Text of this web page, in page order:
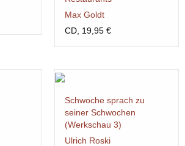
Max Goldt
CD, 19,95 €
Schwoche sprach zu
seiner Schwochen
(Werkschau 3)
Ulrich Roski